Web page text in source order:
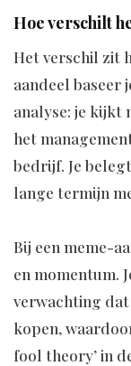
Hoe verschilt
Het verschil zit
aandeel baseer
analyse: je kijkt
het
bedrijf. Je
lange termijn
Bij een meme-
en momentum.
verwachting
kopen,
fool theory’ in